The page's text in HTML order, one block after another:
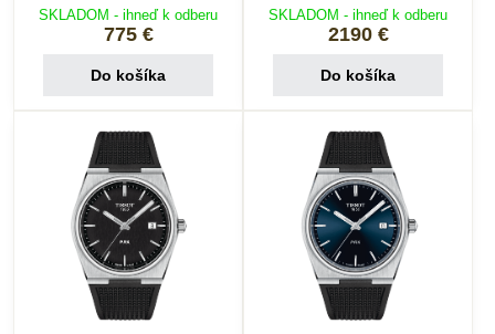
SKLADOM - ihneď k odberu
775 €
Do košíka
SKLADOM - ihneď k odberu
2190 €
Do košíka